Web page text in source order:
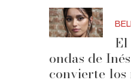
ondas de
convierte los